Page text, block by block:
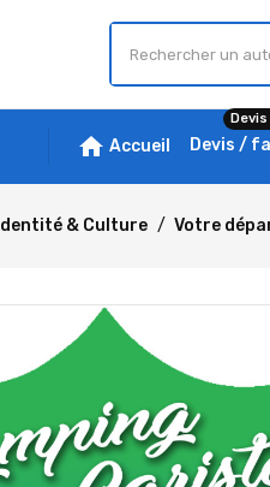
home Accueil Devis /
Identité & Culture Votre